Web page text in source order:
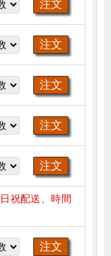
祝配送、時間